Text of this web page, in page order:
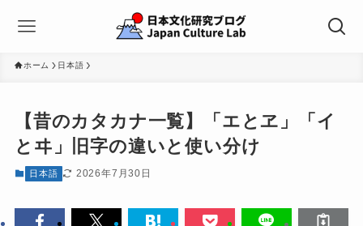
ホーム 日本語
【昔のカタカナ一覧】「エとヱ」「イ
とヰ」旧字の違いと使い分け
日本語 2026年7月30日